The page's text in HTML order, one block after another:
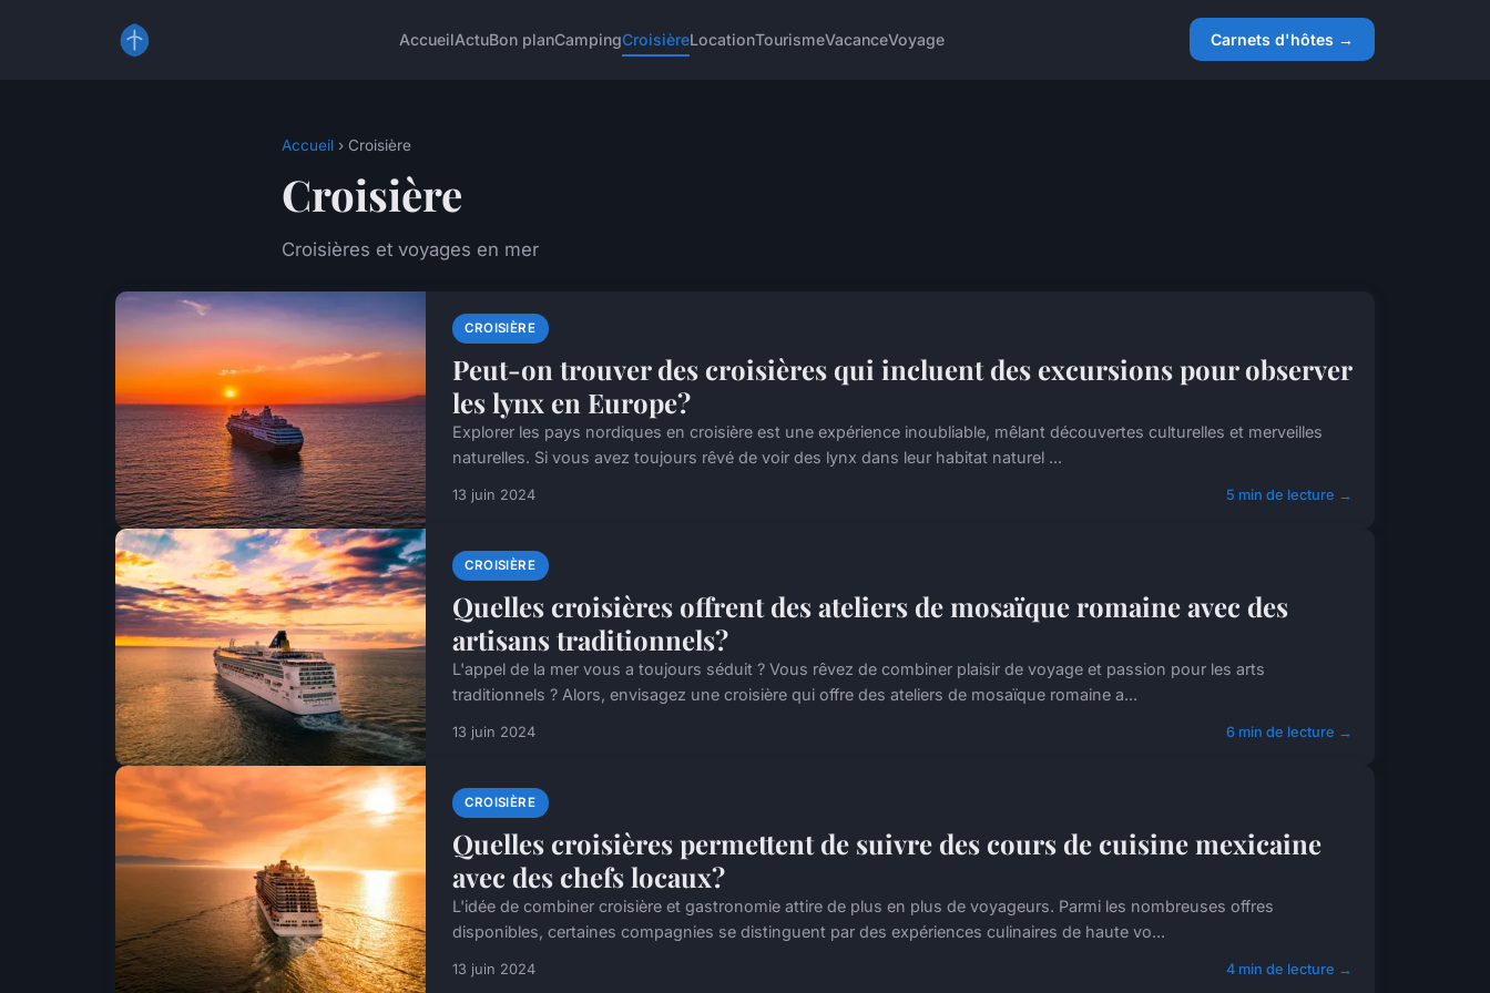
AccueilActuBon planCampingCroisièreLocationTourismeVacanceVoyage Carnets d'hôtes →
Accueil › Croisière
Croisière
Croisières et voyages en mer
CROISIÈRE
Peut-on trouver des croisières qui incluent des excursions pour observer
les lynx en Europe?
Explorer les pays nordiques en croisière est une expérience inoubliable, mêlant découvertes culturelles et merveilles
naturelles. Si vous avez toujours rêvé de voir des lynx dans leur habitat naturel ...
13 juin 2024 5 min de lecture →
CROISIÈRE
Quelles croisières offrent des ateliers de mosaïque romaine avec des
artisans traditionnels?
L'appel de la mer vous a toujours séduit ? Vous rêvez de combiner plaisir de voyage et passion pour les arts
traditionnels ? Alors, envisagez une croisière qui offre des ateliers de mosaïque romaine a...
13 juin 2024 6 min de lecture →
CROISIÈRE
Quelles croisières permettent de suivre des cours de cuisine mexicaine
avec des chefs locaux?
L'idée de combiner croisière et gastronomie attire de plus en plus de voyageurs. Parmi les nombreuses offres
disponibles, certaines compagnies se distinguent par des expériences culinaires de haute vo...
13 juin 2024 4 min de lecture →